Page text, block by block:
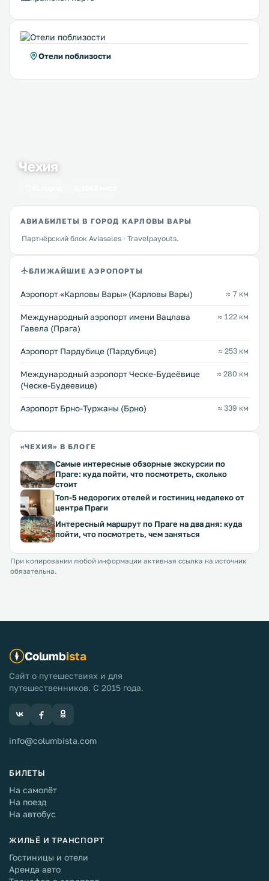
Отели поблизости
Чехия
АВИАБИЛЕТЫ В ГОРОД КАРЛОВЫ ВАРЫ
Партнёрский блок Aviasales · Travelpayouts.
БЛИЖАЙШИЕ АЭРОПОРТЫ
Аэропорт «Карловы Вары» (Карловы Вары) ≈ 7 км
Международный аэропорт имени Вацлава
Гавела (Прага)
≈ 122 км
Аэропорт Пардубице (Пардубице) ≈ 253 км
Международный аэропорт Ческе-Будеёвице
(Ческе-Будеевице)
≈ 280 км
Аэропорт Брно-Туржаны (Брно) ≈ 339 км
«ЧЕХИЯ» В БЛОГЕ
Самые интересные обзорные экскурсии по
Праге: куда пойти, что посмотреть, сколько
стоит
Топ-5 недорогих отелей и гостиниц недалеко от
центра Праги
Интересный маршрут по Праге на два дня: куда
пойти, что посмотреть, чем заняться
При копировании любой информации активная ссылка на источник
обязательна.
Columbista
Сайт о путешествиях и для
путешественников. С 2015 года.
info@columbista.com
БИЛЕТЫ
На самолёт
На поезд
На автобус
ЖИЛЬЁ И ТРАНСПОРТ
Гостиницы и отели
Аренда авто